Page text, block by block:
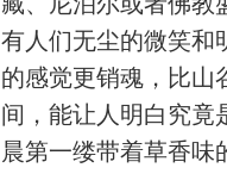
有人们无尘的微笑和
的感觉更销魂，比山
间，能让人明白究竟
晨第一缕带着草香味